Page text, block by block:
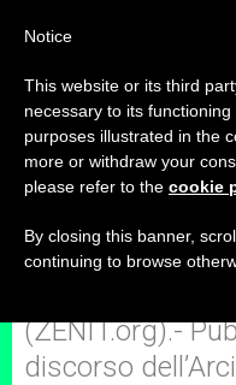
La povertà
sviluppo
(ZENIT.org).-
discorso
Notice
This website or its third
necessary to its
purposes illustrated in the
more or withdraw your
please refer to the cookie
By closing this banner,
continuing to browse